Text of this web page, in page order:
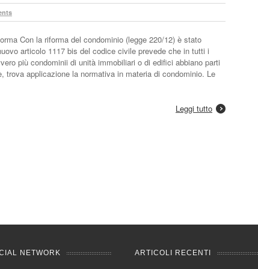
Con la riforma del condominio (legge 220/12) è stato
articolo 1117 bis del codice civile prevede che in tutti i
più condominii di unità immobiliari o di edifici abbiano parti
trova applicazione la normativa in materia di condominio. Le
Leggi tutto
NETWORK ARTICOLI RECENTI